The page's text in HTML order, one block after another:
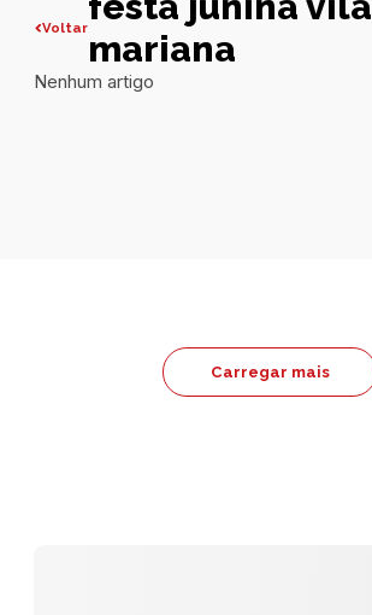
Voltar
mariana
Nenhum artigo
Carregar mais